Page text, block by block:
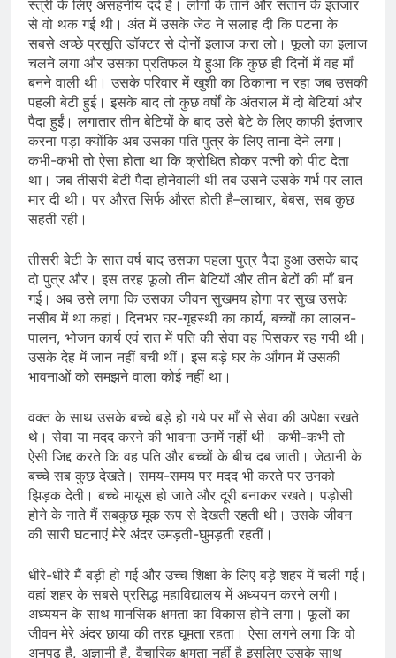
स्त्री के लिए असहनीय दर्द है। लोगों के ताने और संतान के इंतजार
से वो थक गई थी। अंत में उसके जेठ ने सलाह दी कि पटना के
सबसे अच्छे प्रसूति डॉक्टर से दोनों इलाज करा लो। फूलो का इलाज
चलने लगा और उसका प्रतिफल ये हुआ कि कुछ ही दिनों में वह माँ
बनने वाली थी। उसके परिवार में खुशी का ठिकाना न रहा जब उसकी
पहली बेटी हुई। इसके बाद तो कुछ वर्षों के अंतराल में दो बेटियां और
पैदा हुईं। लगातार तीन बेटियों के बाद उसे बेटे के लिए काफी इंतजार
करना पड़ा क्योंकि अब उसका पति पुत्र के लिए ताना देने लगा।
कभी-कभी तो ऐसा होता था कि क्रोधित होकर पत्नी को पीट देता
था। जब तीसरी बेटी पैदा होनेवाली थी तब उसने उसके गर्भ पर लात
मार दी थी। पर औरत सिर्फ औरत होती है–लाचार, बेबस, सब कुछ
सहती रही।
तीसरी बेटी के सात वर्ष बाद उसका पहला पुत्र पैदा हुआ उसके बाद
दो पुत्र और। इस तरह फूलो तीन बेटियों और तीन बेटों की माँ बन
गई। अब उसे लगा कि उसका जीवन सुखमय होगा पर सुख उसके
नसीब में था कहां। दिनभर घर-गृहस्थी का कार्य, बच्चों का लालन-
पालन, भोजन कार्य एवं रात में पति की सेवा वह पिसकर रह गयी थी।
उसके देह में जान नहीं बची थीं। इस बड़े घर के आँगन में उसकी
भावनाओं को समझने वाला कोई नहीं था।
वक्त के साथ उसके बच्चे बड़े हो गये पर माँ से सेवा की अपेक्षा रखते
थे। सेवा या मदद करने की भावना उनमें नहीं थी। कभी-कभी तो
ऐसी जिद्द करते कि वह पति और बच्चों के बीच दब जाती। जेठानी के
बच्चे सब कुछ देखते। समय-समय पर मदद भी करते पर उनको
झिड़क देती। बच्चे मायूस हो जाते और दूरी बनाकर रखते। पड़ोसी
होने के नाते मैं सबकुछ मूक रूप से देखती रहती थी। उसके जीवन
की सारी घटनाएं मेरे अंदर उमड़ती-घुमड़ती रहतीं।
धीरे-धीरे मैं बड़ी हो गई और उच्च शिक्षा के लिए बड़े शहर में चली गई।
वहां शहर के सबसे प्रसिद्ध महाविद्यालय में अध्ययन करने लगी।
अध्ययन के साथ मानसिक क्षमता का विकास होने लगा। फूलों का
जीवन मेरे अंदर छाया की तरह घूमता रहता। ऐसा लगने लगा कि वो
अनपढ़ है, अज्ञानी है, वैचारिक क्षमता नहीं है इसलिए उसके साथ